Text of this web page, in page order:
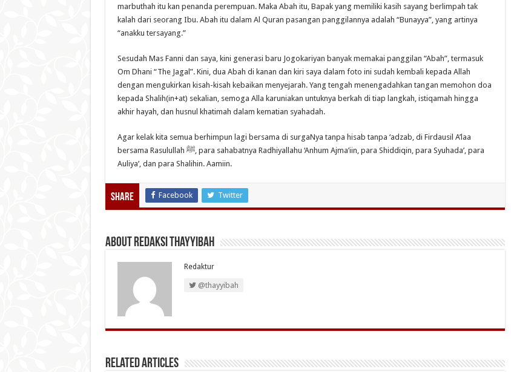
marbuthah itu kan penanda perempuan. Maka Abah itu, Bapak yang memiliki kasih sayang berlimpah tak
kalah dari seorang Ibu. Abah itu dalam Al Quran pasangan panggilannya adalah “Bunayya”, yang artinya
“anakku tersayang.”
Sesudah Mas Fanni dan saya, kini generasi baru Jogokariyan banyak memakai panggilan “Abah”, termasuk
Om Dhani “The Jagal”. Kini, dua Abah di kanan dan kiri saya dalam foto ini sudah kembali kepada Allah
dengan mengukirkan kisah-kisah kebaikan menyejarah. Yang tengah menengadahkan tangan memohon doa
kepada Shalih(in+at) sekalian, semoga Alla karuniakan untuknya berkah di tiap langkah, istiqamah hingga
akhir hayah, dan husnul khatimah dalam kematian syahadah.
Agar kelak kita semua berhimpun lagi bersama di surgaNya tanpa hisab tanpa ‘adzab, di Firdausil A’laa
bersama Rasulullah ﷺ, para sahabatnya Radhiyallahu ‘Anhum Ajma’iin, para Shiddiqin, para Syuhada’, para
Auliya’, dan para Shalihin. Aamiin.
Share Facebook Twitter
About Redaksi Thayyibah
Redaktur
@thayyibah
Related Articles